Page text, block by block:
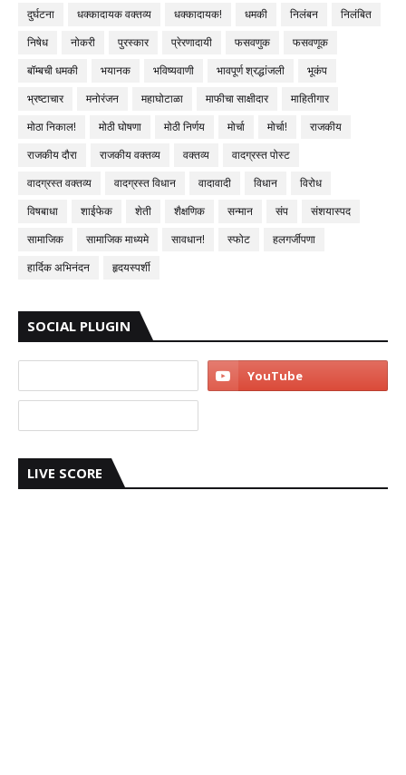
दुर्घटना
धक्कादायक वक्तव्य धक्कादायक! धमकी निलंबन
निलंबित
निषेध
नोकरी पुरस्कार प्रेरणादायी फसवणुक
फसवणूक
बॉम्बची धमकी
भयानक भविष्यवाणी भावपूर्ण श्रद्धांजली
भूकंप
भ्रष्टाचार
मनोरंजन महाघोटाळा माफीचा साक्षीदार
माहितीगार
मोठा निकाल!
मोठी घोषणा मोठी निर्णय मोर्चा मोर्चा!
राजकीय
राजकीय दौरा
राजकीय वक्तव्य वक्तव्य
वादग्रस्त पोस्ट
वादग्रस्त वक्तव्य
वादग्रस्त विधान वादावादी विधान
विरोध
विषबाधा
शाईफेक शेती शैक्षणिक सन्मान संप
संशयास्पद
सामाजिक
सामाजिक माध्यमे सावधान! स्फोट
हलगर्जीपणा
हार्दिक अभिनंदन
हृदयस्पर्शी
SOCIAL PLUGIN
LIVE SCORE